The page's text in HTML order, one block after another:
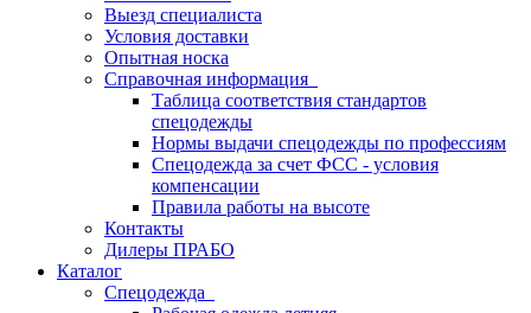
Выезд специалиста
Условия доставки
Опытная носка
Справочная информация
Таблица соответствия стандартов
спецодежды
Нормы выдачи спецодежды по профессиям
Спецодежда за счет ФСС - условия
компенсации
Правила работы на высоте
Контакты
Дилеры ПРАБО
Каталог
Спецодежда